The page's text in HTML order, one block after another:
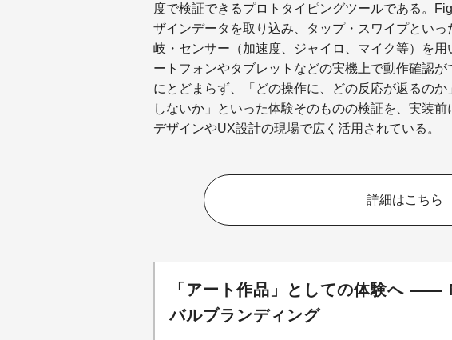
度で検証できるプロトタイピングツールである。
ザインデータを取り込み、タップ・スワイプとい
岐・センサー（加速度、ジャイロ、マイク等）を
ートフォンやタブレットなどの実機上で動作確認
にとどまらず、「どの操作に、どの反応が返るの
しないか」といった体験そのものの検証を、実装
デザインやUX設計の現場で広く活用されている。
詳細はこちら
「アート作品」としての体験へ ――
バルブランディング